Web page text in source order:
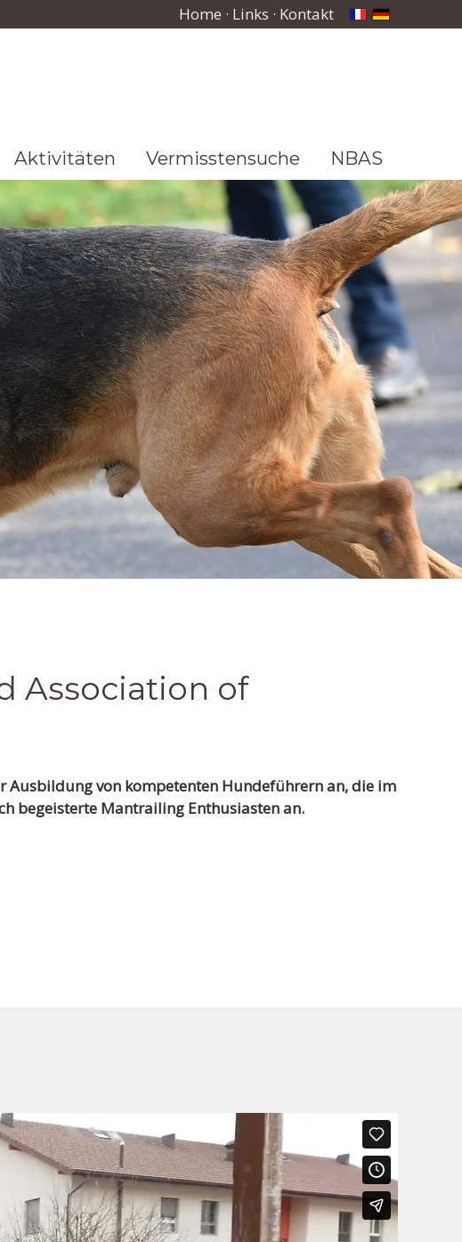
Home · Links · Kontakt
Aktivitäten Vermisstensuche NBAS
Association of
Ausbildung von kompetenten Hundeführern an, die im
begeisterte Mantrailing Enthusiasten an.